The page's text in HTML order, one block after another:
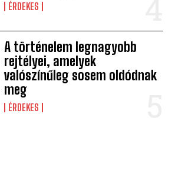
ÉRDEKES
A történelem legnagyobb
rejtélyei, amelyek
valószínűleg sosem oldódnak
meg
ÉRDEKES